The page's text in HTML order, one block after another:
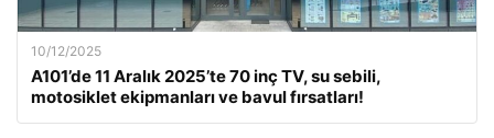
10/12/2025
A101’de 11 Aralık 2025’te 70 inç TV, su sebili,
motosiklet ekipmanları ve bavul fırsatları!